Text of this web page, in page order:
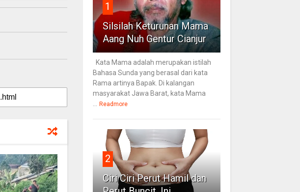
1
Silsilah Keturunan Mama
Aang Nuh Gentur Cianjur
Kata Mama adalah merupakan istilah
Bahasa Sunda yang berasal dari kata
Rama artinya Bapak. Di kalangan
masyarakat Jawa Barat, kata Mama
... Readmore
2
Ciri Ciri Perut Hamil dan